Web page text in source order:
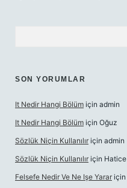
SON YORUMLAR
It Nedir Hangi Bölüm için admin
It Nedir Hangi Bölüm için Oğuz
Sözlük Niçin Kullanılır için admin
Sözlük Niçin Kullanılır için Hatice
Felsefe Nedir Ve Ne Işe Yarar için